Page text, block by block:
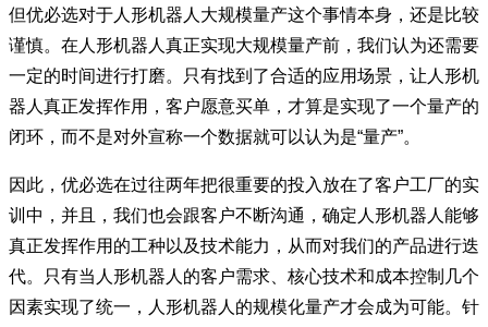
但优必选对于人形机器人大规模量产这个事情本身，还是比较
谨慎。在人形机器人真正实现大规模量产前，我们认为还需要
一定的时间进行打磨。只有找到了合适的应用场景，让人形机
器人真正发挥作用，客户愿意买单，才算是实现了一个量产的
闭环，而不是对外宣称一个数据就可以认为是“量产”。
因此，优必选在过往两年把很重要的投入放在了客户工厂的实
训中，并且，我们也会跟客户不断沟通，确定人形机器人能够
真正发挥作用的工种以及技术能力，从而对我们的产品进行迭
代。只有当人形机器人的客户需求、核心技术和成本控制几个
因素实现了统一，人形机器人的规模化量产才会成为可能。针